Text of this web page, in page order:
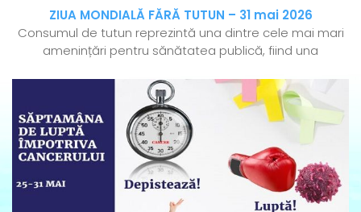
ZIUA MONDIALĂ FĂRĂ TUTUN – 31 mai 2026
Consumul de tutun reprezintă una dintre cele mai mari
amenințări pentru sănătatea publică, fiind una